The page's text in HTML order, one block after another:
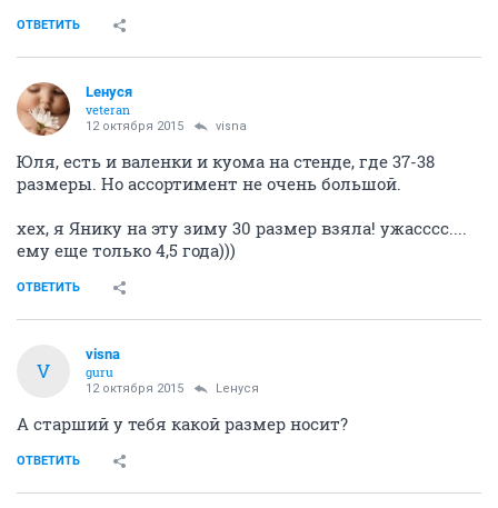
ОТВЕТИТЬ
Lенуся
veteran
12 октября 2015 visna
Юля, есть и валенки и куома на стенде, где 37-38
размеры. Но ассортимент не очень большой.
хех, я Янику на эту зиму 30 размер взяла! ужасссс....
ему еще только 4,5 года)))
ОТВЕТИТЬ
V
visna
guru
12 октября 2015 Lенуся
А старший у тебя какой размер носит?
ОТВЕТИТЬ